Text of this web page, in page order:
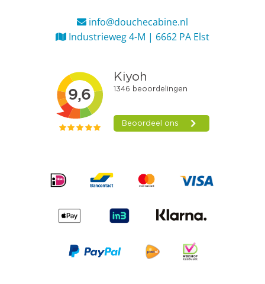
info@douchecabine.nl
Industrieweg 4-M | 6662 PA Elst